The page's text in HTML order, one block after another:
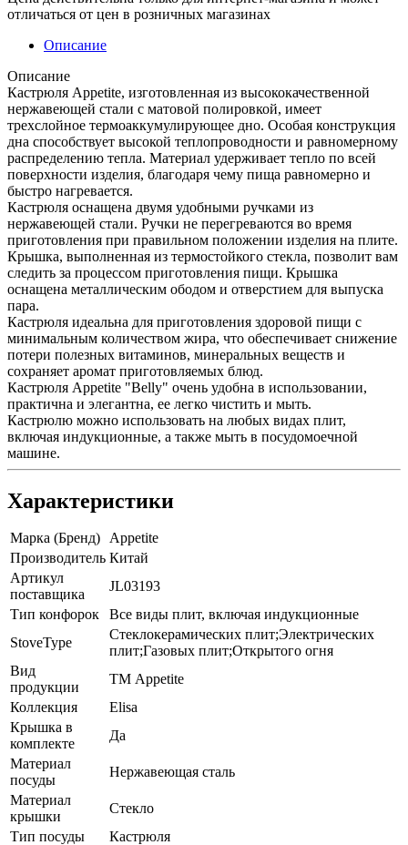
отличаться от цен в розничных магазинах
Описание
Описание
Кастрюля Appetite, изготовленная из высококачественной
нержавеющей стали с матовой полировкой, имеет
трехслойное термоаккумулирующее дно. Особая конструкция
дна способствует высокой теплопроводности и равномерному
распределению тепла. Материал удерживает тепло по всей
поверхности изделия, благодаря чему пища равномерно и
быстро нагревается.
Кастрюля оснащена двумя удобными ручками из
нержавеющей стали. Ручки не перегреваются во время
приготовления при правильном положении изделия на плите.
Крышка, выполненная из термостойкого стекла, позволит вам
следить за процессом приготовления пищи. Крышка
оснащена металлическим ободом и отверстием для выпуска
пара.
Кастрюля идеальна для приготовления здоровой пищи с
минимальным количеством жира, что обеспечивает снижение
потери полезных витаминов, минеральных веществ и
сохраняет аромат приготовляемых блюд.
Кастрюля Appetite "Belly" очень удобна в использовании,
практична и элегантна, ее легко чистить и мыть.
Кастрюлю можно использовать на любых видах плит,
включая индукционные, а также мыть в посудомоечной
машине.
Характеристики
Марка (Бренд)
Appetite
Производитель Китай
Артикул
поставщика
JL03193
Тип конфорок
Все виды плит, включая индукционные
StoveType
Стеклокерамических плит;Электрических
плит;Газовых плит;Открытого огня
Вид
продукции
ТМ Appetite
Коллекция
Elisa
Крышка в
комплекте
Да
Материал
посуды
Нержавеющая сталь
Материал
крышки
Стекло
Тип посуды
Кастрюля